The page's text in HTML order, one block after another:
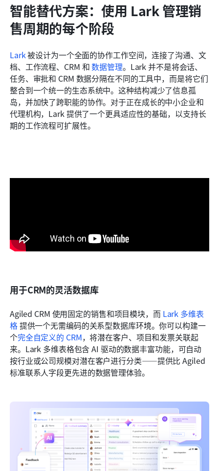
智能替代方案：使用 Lark 管理销
售周期的每个阶段
Lark 被设计为一个全面的协作工作空间，连接了沟通、文
档、工作流程、CRM 和 数据管理。Lark 并不是将会话、
任务、审批和 CRM 数据分隔在不同的工具中，而是将它们
整合到一个统一的生态系统中。这种结构减少了信息孤
岛，并加快了跨职能的协作。对于正在成长的中小企业和
代理机构，Lark 提供了一个更具适应性的基础，以支持长
期的工作流程可扩展性。
用于CRM的灵活数据库
Agiled CRM 使用固定的销售和项目模块，而 Lark 多维表
格 提供一个无需编码的关系型数据库环境。你可以构建一
个完全自定义的 CRM，将潜在客户、项目和发票关联起
来。Lark 多维表格包含 AI 驱动的数据丰富功能，可自动
按行业或公司规模对潜在客户进行分类——提供比 Agiled
标准联系人字段更先进的数据管理体验。